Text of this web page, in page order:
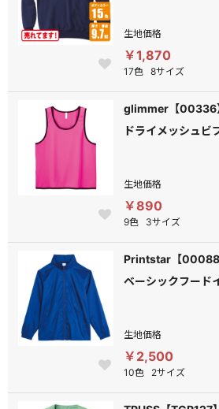
生地価格
￥1,870
17色 8サイズ
glimmer【00336
ドライメッシュビ
生地価格
￥890
9色 3サイズ
Printstar【00088
ベーシックフード
生地価格
￥2,500
10色 2サイズ